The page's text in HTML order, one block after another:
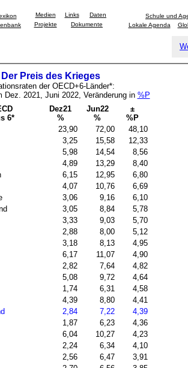
Medien Links
Daten
Projekte
Dokumente
Schule und
Lokale Agenda
Der Preis des Krieges
der OECD+6-Länder*:
Dez. 2021, Juni 2022, Veränderung in %P
6*
Dez21
%
Jun22
%
±
%P
23,90 72,00
48,10
3,25 15,58
12,33
5,98 14,54
8,56
4,89 13,29
8,40
6,15 12,95
6,80
4,07 10,76
6,69
3,06 9,16
6,10
3,05 8,84
5,78
3,33 9,03
5,70
2,88 8,00
5,12
3,18 8,13
4,95
6,17 11,07
4,90
2,82 7,64
4,82
5,08 9,72
4,64
1,74 6,31
4,58
4,39 8,80
4,41
2,84 7,22
4,39
1,87 6,23
4,36
6,04 10,27
4,23
2,24 6,34
4,10
2,56 6,47
3,91